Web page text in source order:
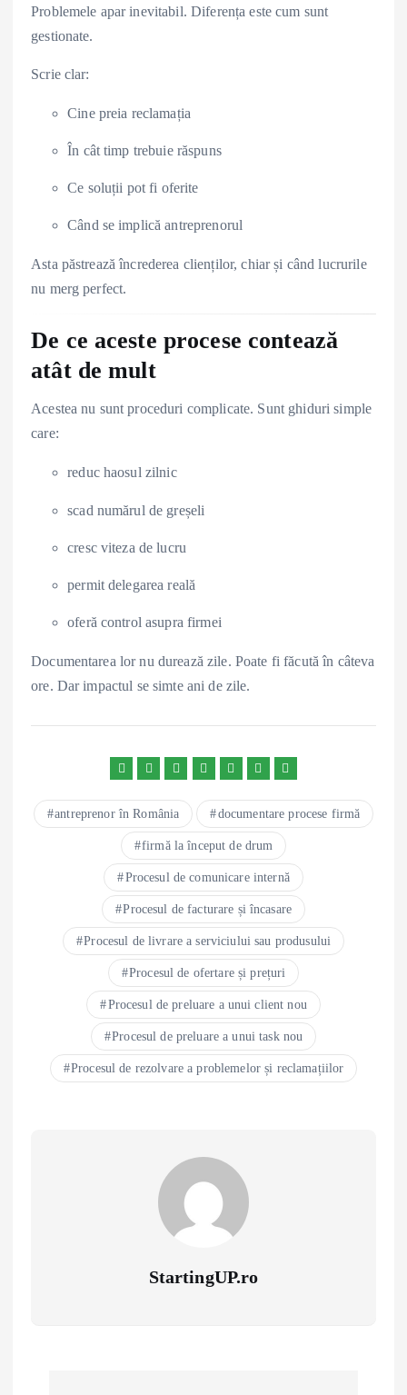
Problemele apar inevitabil. Diferența este cum sunt
gestionate.
Scrie clar:
Cine preia reclamația
În cât timp trebuie răspuns
Ce soluții pot fi oferite
Când se implică antreprenorul
Asta păstrează încrederea clienților, chiar și când lucrurile
nu merg perfect.
De ce aceste procese contează
atât de mult
Acestea nu sunt proceduri complicate. Sunt ghiduri simple
care:
reduc haosul zilnic
scad numărul de greșeli
cresc viteza de lucru
permit delegarea reală
oferă control asupra firmei
Documentarea lor nu durează zile. Poate fi făcută în câteva
ore. Dar impactul se simte ani de zile.
antreprenor în România documentare procese firmă
firmă la început de drum
Procesul de comunicare internă
Procesul de facturare și încasare
Procesul de livrare a serviciului sau produsului
Procesul de ofertare și prețuri
Procesul de preluare a unui client nou
Procesul de preluare a unui task nou
Procesul de rezolvare a problemelor și reclamațiilor
StartingUP.ro